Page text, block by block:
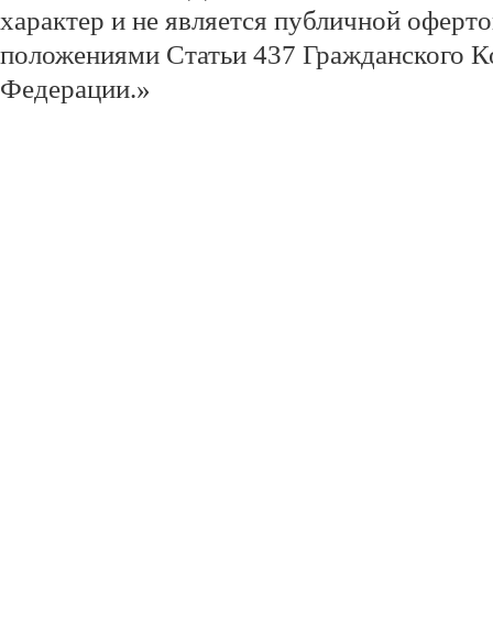
характер и не является публичной
положениями Статьи 437 Гражданского
Федерации.»